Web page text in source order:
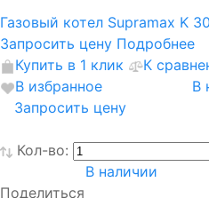
Газовый котел Supramax K
Запросить цену Подробнее
Купить в 1 клик
К
В избранное
В
Запросить цену
Кол-во:
В наличии
Поделиться